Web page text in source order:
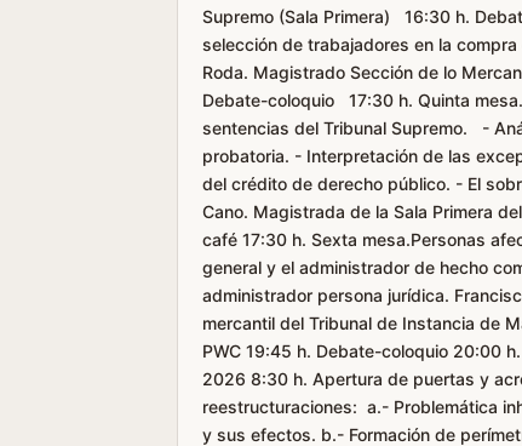
Supremo (Sala Primera) 16:30 h.
selección de trabajadores en la
Roda. Magistrado Sección de lo
Debate-coloquio 17:30 h. Quinta
sentencias del Tribunal Supremo. -
probatoria. - Interpretación de las
del crédito de derecho público. - El
Cano. Magistrada de la Sala Primera
café 17:30 h. Sexta mesa.Personas
general y el administrador de hecho
administrador persona jurídica.
mercantil del Tribunal de Instancia de
PWC 19:45 h. Debate-coloquio 20:00
2026 8:30 h. Apertura de puertas y
reestructuraciones: a.- Problemática
y sus efectos. b.- Formación de